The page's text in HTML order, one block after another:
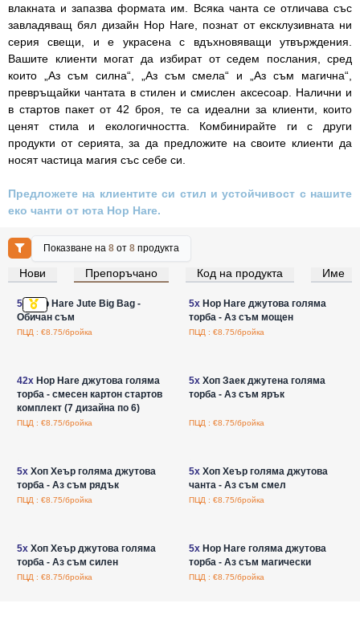
влакната и запазва формата им. Всяка чанта се отличава със
завладяващ бял дизайн Hop Hare, познат от ексклузивната ни
серия свещи, и е украсена с вдъхновяващи утвърждения.
Вашите клиенти могат да избират от седем послания, сред
които „Аз съм силна“, „Аз съм смела“ и „Аз съм магична“,
превръщайки чантата в стилен и смислен аксесоар. Налични и
в стартов пакет от 42 броя, те са идеални за клиенти, които
ценят стила и екологичността. Комбинирайте ги с други
продукти от серията, за да предложите на своите клиенти да
носят частица магия със себе си.
Предложете на клиентите си стил и устойчивост с нашите
еко чанти от юта Hop Hare.
Показване на8 от8 продукта
Нови Препоръчано Код на продукта Име
Влезте за цени на едро
5x Hop Hare Jute Big Bag -
Обичан съм
ПЦД : €8.75/бройка
Влезте за цени на едро
5xHop Hare джутова голяма
торба - Аз съм мощен
ПЦД : €8.75/бройка
42xHop Hare джутова голяма
торба - смесен картон стартов
комплект (7 дизайна по 6)
ПЦД : €8.75/бройка
5xХоп Заек джутена голяма
торба - Аз съм ярък
ПЦД : €8.75/бройка
5xХоп Хеър голяма джутова
торба - Аз съм рядък
ПЦД : €8.75/бройка
5xХоп Хеър голяма джутова
чанта - Аз съм смел
ПЦД : €8.75/бройка
5xХоп Хеър джутова голяма
торба - Аз съм силен
ПЦД : €8.75/бройка
5xHop Hare голяма джутова
торба - Аз съм магически
ПЦД : €8.75/бройка